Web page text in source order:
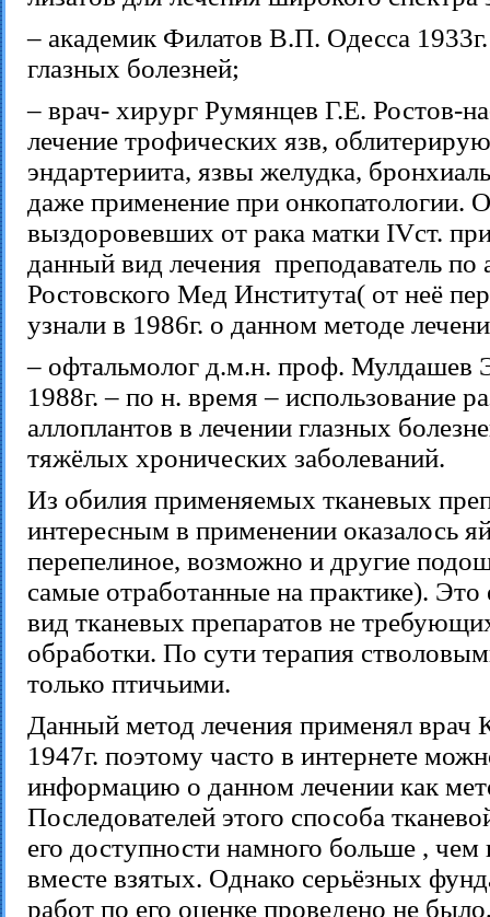
– академик Филатов В.П. Одесса
глазных болезней;
– врач- хирург Румянцев Г.Е. Ростов-
лечение трофических язв,
эндартериита, язвы желудка,
даже применение при онкопатологии.
выздоровевших от рака матки IVст.
данный вид лечения преподаватель по
Ростовского Мед Института( от неё
узнали в 1986г. о данном методе
– офтальмолог д.м.н. проф. Мулдашев
1988г. – по н. время – использование
аллоплантов в лечении глазных
тяжёлых хронических заболеваний.
Из обилия применяемых тканевых
интересным в применении оказалось
перепелиное, возможно и другие
самые отработанные на практике).
вид тканевых препаратов не
обработки. По сути терапия
только птичьими.
Данный метод лечения применял врач
1947г. поэтому часто в интернете
информацию о данном лечении как
Последователей этого способа
его доступности намного больше ,
вместе взятых. Однако серьёзных
работ по его оценке проведено не